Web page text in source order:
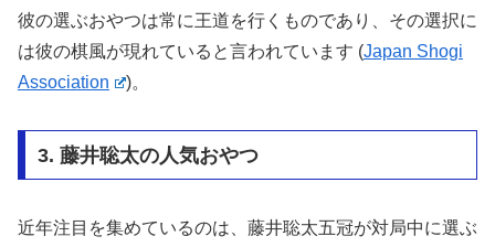
彼の選ぶおやつは常に王道を行くものであり、その選択に
は彼の棋風が現れていると言われています​ (Japan Shogi
Association
)​。
3. 藤井聡太の人気おやつ
近年注目を集めているのは、藤井聡太五冠が対局中に選ぶ